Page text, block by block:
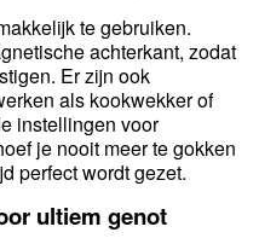
te gebruiken.
achterkant, zodat
Er zijn ook
als kookwekker of
instellingen voor
je nooit meer te gokken
perfect wordt gezet.
ultiem genot